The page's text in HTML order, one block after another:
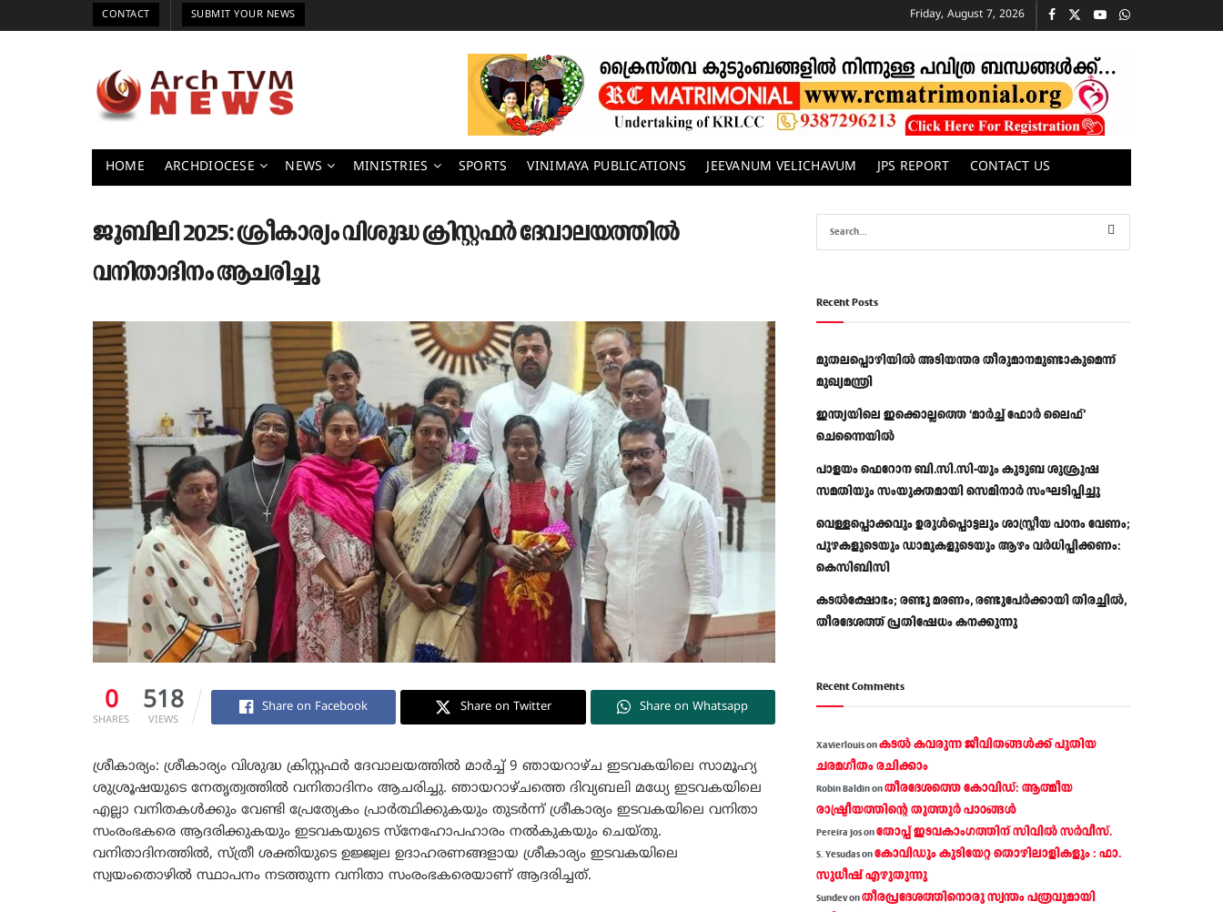
CONTACT SUBMIT YOUR NEWS Friday, August 7, 2026
HOME ARCHDIOCESE NEWS MINISTRIES SPORTS VINIMAYA PUBLICATIONS JEEVANUM VELICHAVUM JPS REPORT CONTACT US
ജൂബിലി 2025: ശ്രീകാര്യം വിശുദ്ധ ക്രിസ്റ്റഫർ ദേവാലയത്തിൽ
വനിതാദിനം ആചരിച്ചു
0
SHARES
518
VIEWS
Share on Facebook Share on Twitter Share on Whatsapp
ശ്രീകാര്യം: ശ്രീകാര്യം വിശുദ്ധ ക്രിസ്റ്റഫർ ദേവാലയത്തിൽ മാർച്ച് 9 ഞായറാഴ്ച ഇടവകയിലെ സാമൂഹ്യ
ശുശ്രൂഷയുടെ നേതൃത്വത്തിൽ വനിതാദിനം ആചരിച്ചു. ഞായറാഴ്ചത്തെ ദിവ്യബലി മധ്യേ ഇടവകയിലെ
എല്ലാ വനിതകൾക്കും വേണ്ടി പ്രേത്യേകം പ്രാർത്ഥിക്കുകയും തുടർന്ന് ശ്രീകാര്യം ഇടവകയിലെ വനിതാ
സംരംഭകരെ ആദരിക്കുകയും ഇടവകയുടെ സ്നേഹോപഹാരം നൽകുകയും ചെയ്തു.
വനിതാദിനത്തിൽ, സ്ത്രീ ശക്തിയുടെ ഉജ്ജ്വല ഉദാഹരണങ്ങളായ ശ്രീകാര്യം ഇടവകയിലെ
സ്വയംതൊഴിൽ സ്ഥാപനം നടത്തുന്ന വനിതാ സംരംഭകരെയാണ്‌ ആദരിച്ചത്.
Recent Posts
മുതലപ്പൊഴിയിൽ അടിയന്തര തീരുമാനമുണ്ടാകുമെന്ന്
മുഖ്യമന്ത്രി
ഇന്ത്യയിലെ ഇക്കൊല്ലത്തെ ‘മാർച്ച് ഫോർ ലൈഫ്’
ചെന്നൈയിൽ
പാളയം ഫെറോന ബി.സി.സി-യും കുടുബ ശുശ്രൂഷ
സമതിയും സംയുക്തമായി സെമിനാർ സംഘടിപ്പിച്ചു
വെള്ളപ്പൊക്കവും ഉരുള്‍പ്പൊട്ടലും ശാസ്ത്രീയ പഠനം വേണം;
പുഴകളുടെയും ഡാമുകളുടെയും ആഴം വര്‍ധിപ്പിക്കണം:
കെസിബിസി
കടൽക്ഷോഭം; രണ്ടു മരണം, രണ്ടുപേർക്കായി തിരച്ചിൽ,
തീരദേശത്ത് പ്രതിഷേധം കനക്കുന്നു
Recent Comments
Xavierlouisonകടല്‍ കവരുന്ന ജീവിതങ്ങള്‍ക്ക് പുതിയ
ചരമഗീതം രചിക്കാം
Robin Baldinonതീരദേശത്തെ കോവിഡ്: ആത്മീയ
രാഷ്ട്രീയത്തിന്റെ തൂത്തൂര്‍ പാഠങ്ങൾ
Pereira Josonതോപ്പ് ഇടവകാംഗത്തിന് സിവിൽ സർവീസ്.
S. Yesudasonകോവിഡും കുടിയേറ്റ തൊഴിലാളികളും : ഫാ.
സുധീഷ് എഴുതുന്നു
Sundevonതീരപ്രദേശത്തിനൊരു സ്വന്തം പത്രവുമായി